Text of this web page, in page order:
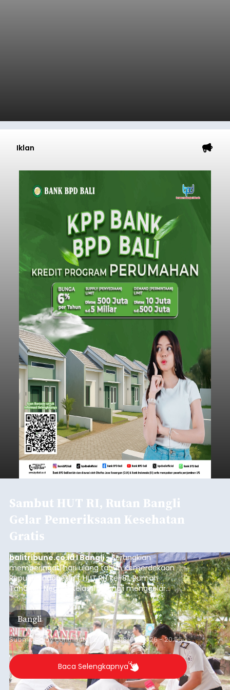
Iklan
Sambut HUT RI, Rutan Bangli
Gelar Pemeriksaan Kesehatan
Gratis
balitribune.co.id I Bangli -Serangkian
memperingati hari ulang tahun Kemerdekaan
Republik Indonesia ( HUT RI) ke-81, Rumah
Tahanan Negara Kelas II B Bangli menggelar
kegiatan pemeriksaan kesehatan gratis, Rabu
(6/8/2026).
Bangli
Submitted bycontributor Thu, 08/06/2026 - 20:56
Baca Selengkapnya